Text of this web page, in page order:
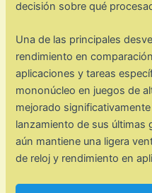
decisión sobre qué
Una de las principales
rendimiento en
aplicaciones y tareas
mononúcleo en juegos de
mejorado
lanzamiento de sus últimas
aún mantiene una ligera
de reloj y rendimiento en